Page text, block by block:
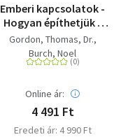
Emberi kapcsolatok -
Hogyan építhetjük -
Hogyan rontjuk el
Gordon, Thomas, Dr.
Burch, Noel
Online ár:
4 491 Ft
Eredeti ár: 4 990 Ft